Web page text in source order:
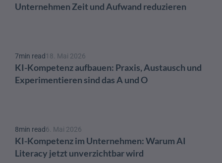
Unternehmen Zeit und Aufwand reduzieren
7min read18. Mai 2026
KI-Kompetenz aufbauen: Praxis, Austausch und
Experimentieren sind das A und O
8min read6. Mai 2026
KI-Kompetenz im Unternehmen: Warum AI
Literacy jetzt unverzichtbar wird